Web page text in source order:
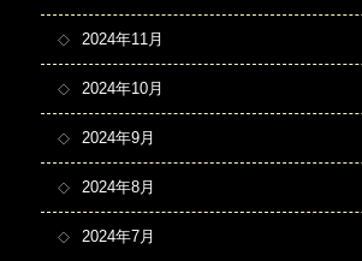
2024年11月
2024年10月
2024年9月
2024年8月
2024年7月